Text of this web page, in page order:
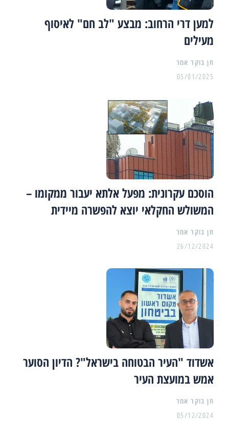
למען דרי הרחוב: מבצע "לב חם" לאיסוף
מעילים
05/01/2025
הוסכם עקרונית: מפעל אלתא יעבור ממקומו –
המשולש החקלאי יוצא להפשרה מיידית
26/12/2024
אשדוד "העיר הבטוחה בישראל"? הדיון הסוער
אמש במועצת העיר
05/12/2024